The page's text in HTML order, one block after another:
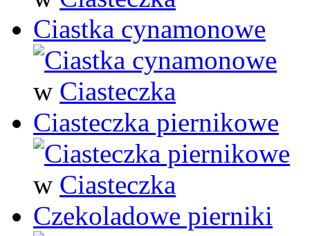
Ciastka cynamonowe
w Ciasteczka
Ciasteczka piernikowe
w Ciasteczka
Czekoladowe pierniki